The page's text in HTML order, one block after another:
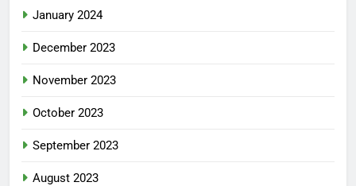
January 2024
December 2023
November 2023
October 2023
September 2023
August 2023